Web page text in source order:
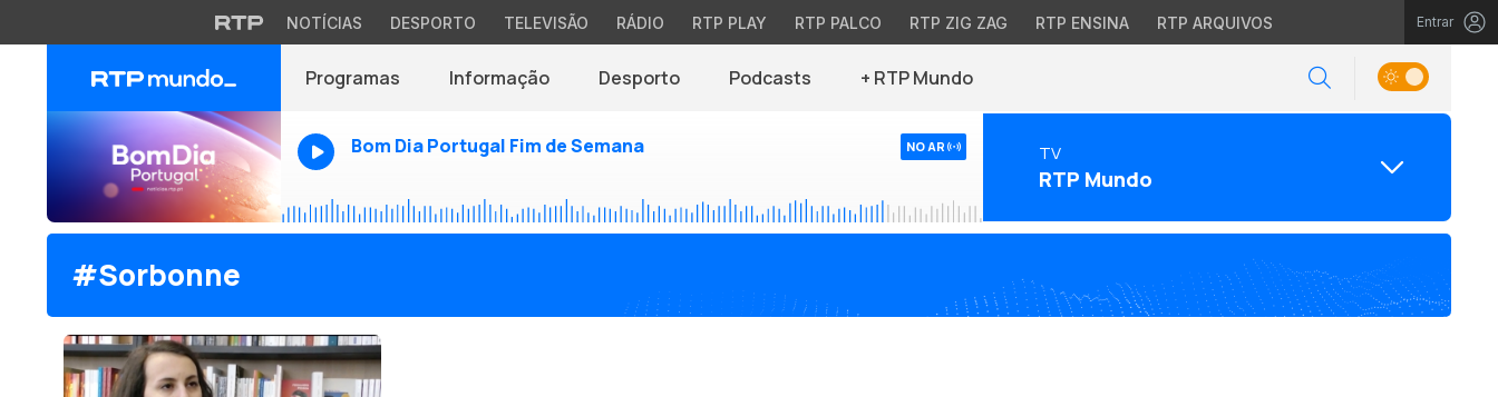
NOTÍCIAS DESPORTO TELEVISÃO RÁDIO RTP PLAY RTP PALCO RTP ZIG ZAG RTP ENSINA RTP ARQUIVOS Entrar
Programas Informação Desporto Podcasts + RTP Mundo
Bom Dia Portugal Fim de Semana NO AR TV
RTP Mundo
#Sorbonne